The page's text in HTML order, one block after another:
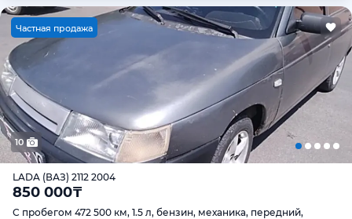
Частная продажа
10
LADA (ВАЗ) 2112 2004
850 000₸
С пробегом 472 500 км, 1.5 л, бензин, механика, передний,